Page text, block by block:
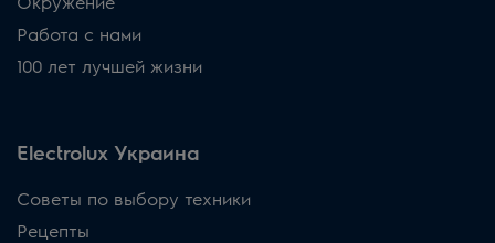
Работа с нами
100 лет лучшей жизни
Electrolux Украина
Советы по выбору техники
Рецепты